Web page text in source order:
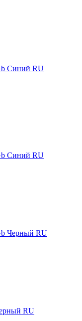
Синий RU
Синий RU
Черный RU
RU